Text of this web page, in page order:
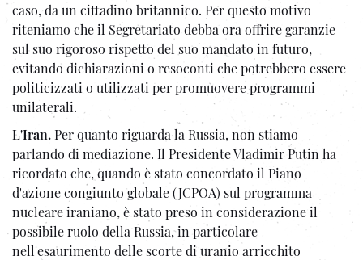
caso, da un cittadino britannico. Per questo motivo
riteniamo che il Segretariato debba ora offrire garanzie
sul suo rigoroso rispetto del suo mandato in futuro,
evitando dichiarazioni o resoconti che potrebbero essere
politicizzati o utilizzati per promuovere programmi
unilaterali.
L'Iran.Per quanto riguarda la Russia, non stiamo
parlando di mediazione. Il Presidente Vladimir Putin ha
ricordato che, quando è stato concordato il Piano
d'azione congiunto globale (JCPOA) sul programma
nucleare iraniano, è stato preso in considerazione il
possibile ruolo della Russia, in particolare
nell'esaurimento delle scorte di uranio arricchito